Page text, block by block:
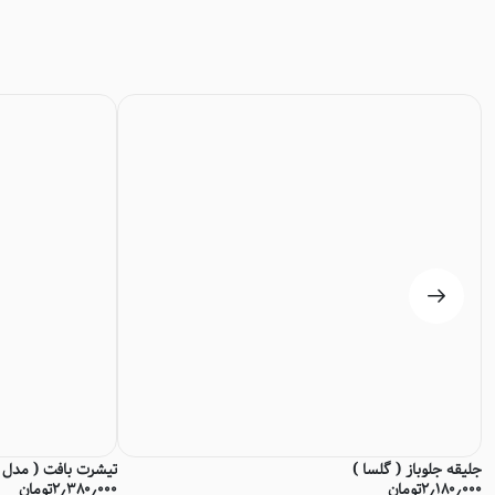
جلیقه جلوباز ( گلسا )
۲٫۱۸۰٫۰۰۰تومان
تیشرت بافت ( مدل
۲٫۳۸۰٫۰۰۰تومان